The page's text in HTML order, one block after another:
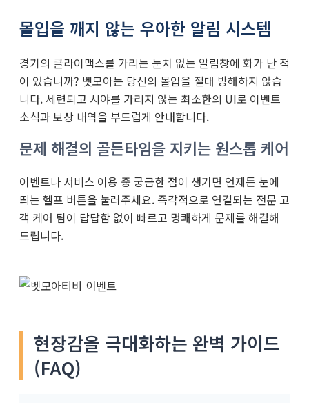
몰입을 깨지 않는 우아한 알림 시스템
경기의 클라이맥스를 가리는 눈치 없는 알림창에 화가 난 적
이 있습니까? 벳모아는 당신의 몰입을 절대 방해하지 않습
니다. 세련되고 시야를 가리지 않는 최소한의 UI로 이벤트
소식과 보상 내역을 부드럽게 안내합니다.
문제 해결의 골든타임을 지키는 원스톱 케어
이벤트나 서비스 이용 중 궁금한 점이 생기면 언제든 눈에
띄는 헬프 버튼을 눌러주세요. 즉각적으로 연결되는 전문 고
객 케어 팀이 답답함 없이 빠르고 명쾌하게 문제를 해결해
드립니다.
현장감을 극대화하는 완벽 가이드
(FAQ)